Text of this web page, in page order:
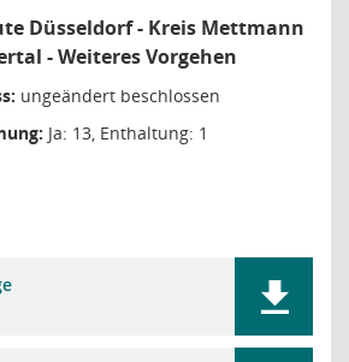
Düsseldorf - Kreis Mettmann
- Weiteres Vorgehen
ungeändert beschlossen
Ja: 13, Enthaltung: 1